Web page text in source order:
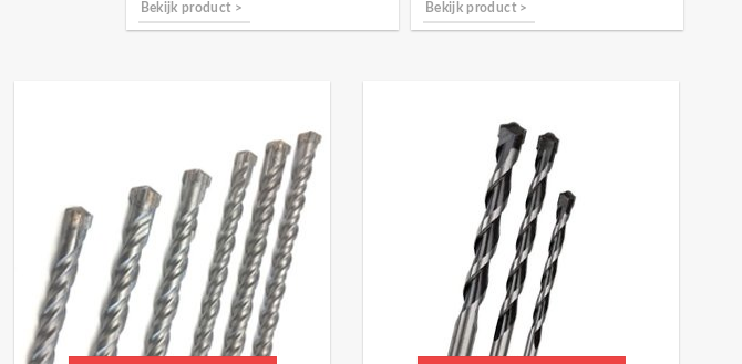
Bekijk product > Bekijk product >